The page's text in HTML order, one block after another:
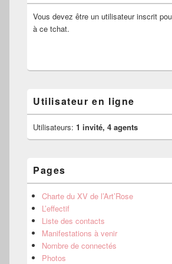
Vous devez être un utilisateur inscrit
à ce tchat.
Utilisateur en ligne
Utilisateurs: 1 invité, 4 agents
Pages
Charte du XV de l’Art’Rose
L’effectif
Liste des contacts
Manifestations à venir
Nombre de connectés
Photos